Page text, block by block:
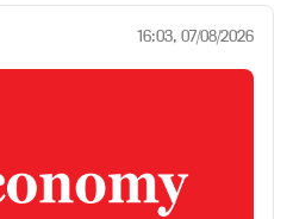
16:03, 07/08/2026